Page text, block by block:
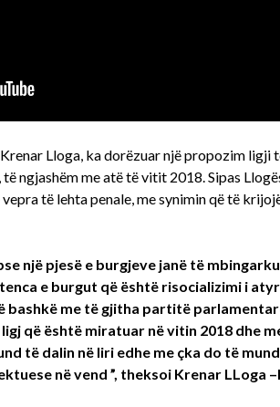
Lloga, ka dorëzuar një propozim
ngjashëm me atë të vitit 2018. Sipas
të lehta penale, me synimin që të
një pjesë e burgjeve janë të
e burgut që është risocializimi i
bashkë me të gjitha partitë
që është miratuar në vitin 2018 dhe
të dalin në liri edhe me çka do të
në vend ”, theksoi Krenar LLoga